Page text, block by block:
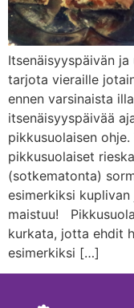
Itsenäisyyspäivän
tarjota vieraille
ennen varsinaista
itsenäisyyspäivää
pikkusuolaisen
pikkusuolaiset
(sotkematonta)
esimerkiksi
maistuu!
kurkata, jotta ehdit
esimerkiksi […]